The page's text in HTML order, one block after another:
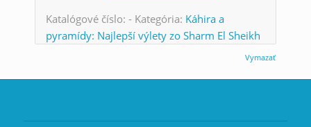
Vymazať
Katalógové číslo: - Kategória: Káhira a
pyramídy: Najlepší výlety zo Sharm El Sheikh